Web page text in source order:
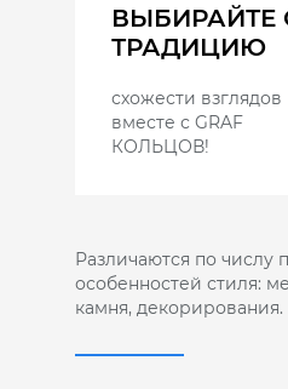
ТРАДИЦИЮ
схожести взглядов
вместе с GRAF
КОЛЬЦОВ!
Различаются по числу
особенностей стиля:
камня, декорирования.